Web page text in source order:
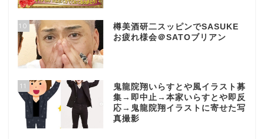
10
樽美酒研二スッピンでSASUKE
お疲れ様会＠SATOブリアン
11
鬼龍院翔いらすとや風イラスト募
集→即中止→本家いらすとや即反
応→鬼龍院翔イラストに寄せた写
真撮影